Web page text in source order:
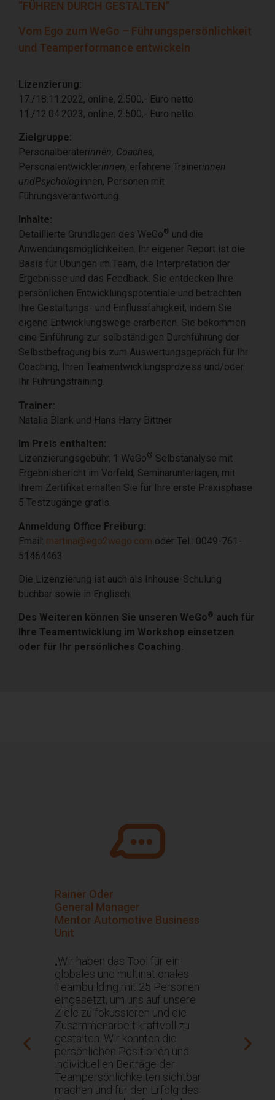
“FÜHREN DURCH GESTALTEN”
Vom Ego zum WeGo – Führungspersönlichkeit
und Teamperformance entwickeln
Lizenzierung:
17./18.11.2022, online, 2.500,- Euro netto
11./12.04.2023, online, 2.500,- Euro netto
Zielgruppe:
Personalberaterinnen, Coaches,
Personalentwicklerinnen, erfahrene Trainerinnen
undPsychologinnen, Personen mit
Führungsverantwortung.
Inhalte:
Detaillierte Grundlagen des WeGo® und die
Anwendungsmöglichkeiten. Ihr eigener Report ist die
Basis für Übungen im Team, die Interpretation der
Ergebnisse und das Feedback. Sie entdecken Ihre
persönlichen Entwicklungspotentiale und betrachten
Ihre Gestaltungs- und Einflussfähigkeit, indem Sie
eigene Entwicklungswege erarbeiten. Sie bekommen
eine Einführung zur selbständigen Durchführung der
Selbstbefragung bis zum Auswertungsgepräch für Ihr
Coaching, Ihren Teamentwicklungsprozess und/oder
Ihr Führungstraining.
Trainer:
Natalia Blank und Hans Harry Bittner
Im Preis enthalten:
Lizenzierungsgebühr, 1 WeGo® Selbstanalyse mit
Ergebnisbericht im Vorfeld, Seminarunterlagen, mit
Ihrem Zertifikat erhalten Sie für Ihre erste Praxisphase
5 Testzugänge gratis.
Anmeldung Office Freiburg:
Email: martina@ego2wego.com oder Tel.: 0049-761-
51464463
Die Lizenzierung ist auch als Inhouse-Schulung
buchbar sowie in Englisch.
Des Weiteren können Sie unseren WeGo® auch für
Ihre Teamentwicklung im Workshop einsetzen
oder für Ihr persönliches Coaching.
Rainer Oder
General Manager
Mentor Automotive Business
Unit
„Wir haben das Tool für ein
globales und multinationales
Teambuilding mit 25 Personen
eingesetzt, um uns auf unsere
Ziele zu fokussieren und die
Zusammenarbeit kraftvoll zu
gestalten. Wir konnten die
persönlichen Positionen und
individuellen Beiträge der
Teampersönlichkeiten sichtbar
machen und für den Erfolg des